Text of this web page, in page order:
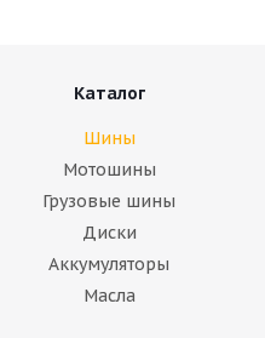
Каталог
Шины
Мотошины
Грузовые шины
Диски
Аккумуляторы
Масла